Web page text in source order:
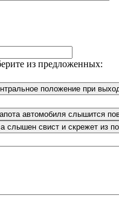
из предложенных: